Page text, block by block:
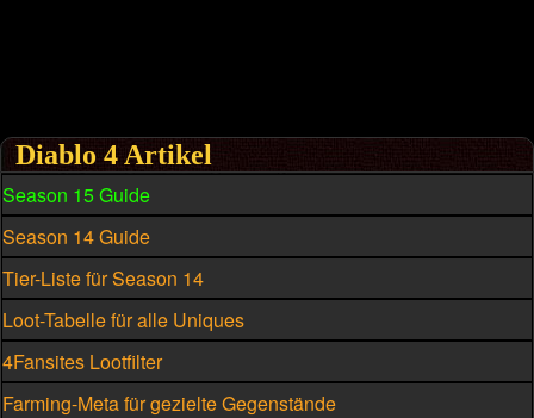
Diablo 4 Artikel
Season 15 Guide
Season 14 Guide
Tier-Liste für Season 14
Loot-Tabelle für alle Uniques
4Fansites Lootfilter
Farming-Meta für gezielte Gegenstände